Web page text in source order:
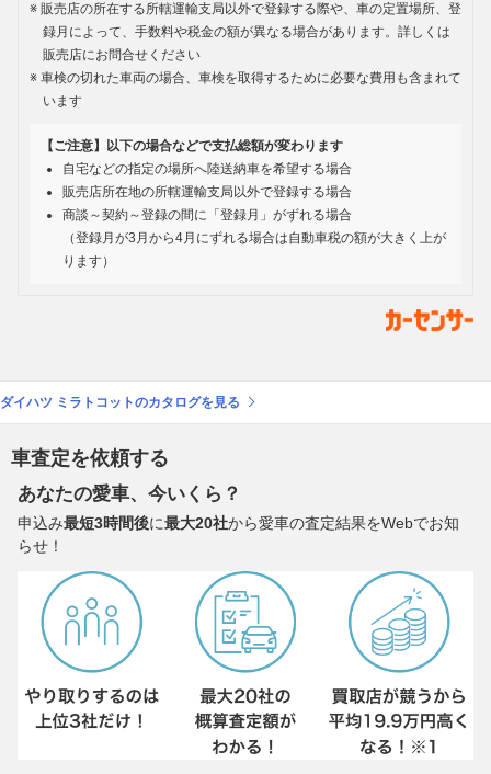
販売店の所在する所轄運輸支局以外で登録する際や、車の定置場所、登
録月によって、手数料や税金の額が異なる場合があります。詳しくは
販売店にお問合せください
車検の切れた車両の場合、車検を取得するために必要な費用も含まれて
います
【ご注意】以下の場合などで支払総額が変わります
自宅などの指定の場所へ陸送納車を希望する場合
販売店所在地の所轄運輸支局以外で登録する場合
商談～契約～登録の間に「登録月」がずれる場合
（登録月が3月から4月にずれる場合は自動車税の額が大きく上が
ります）
ダイハツ ミラトコットのカタログを見る
車査定を依頼する
あなたの愛車、今いくら？
申込み最短3時間後に最大20社から愛車の査定結果をWebでお知
らせ！